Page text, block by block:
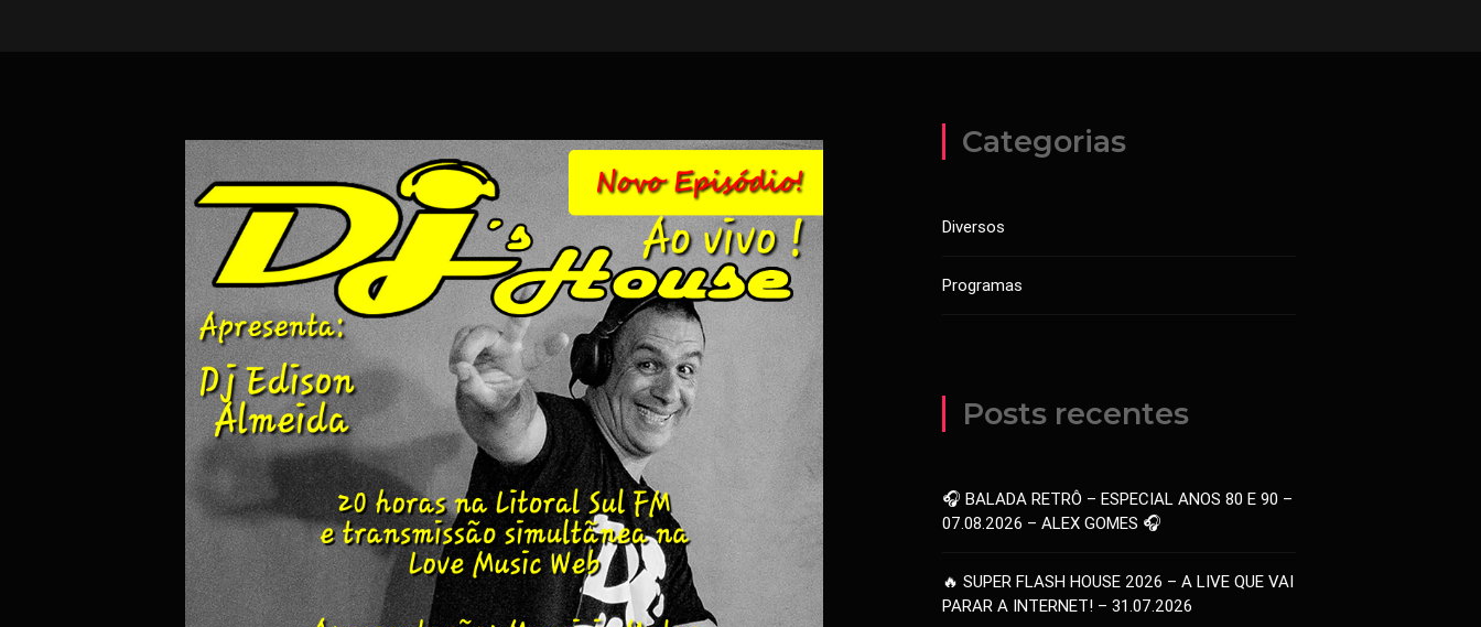
Categorias
Diversos
Programas
Posts recentes
🎧 BALADA RETRÔ – ESPECIAL ANOS 80 E 90 –
07.08.2026 – ALEX GOMES 🎧
🔥 SUPER FLASH HOUSE 2026 – A LIVE QUE VAI
PARAR A INTERNET! – 31.07.2026